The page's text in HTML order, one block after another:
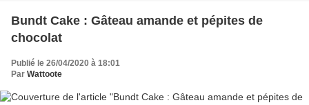
Bundt Cake : Gâteau amande et pépites de
chocolat
Publié le 26/04/2020 à 18:01
Par Wattoote